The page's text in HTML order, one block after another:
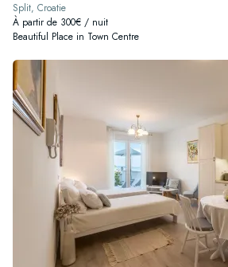
Split, Croatie
À partir de 300€ / nuit
Beautiful Place in Town Centre